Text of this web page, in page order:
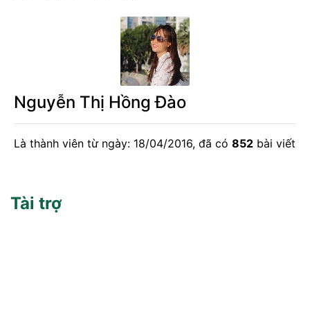
Nguyễn Thị Hồng Đào
Là thành viên từ ngày: 18/04/2016, đã có 852 bài viết
Tài trợ